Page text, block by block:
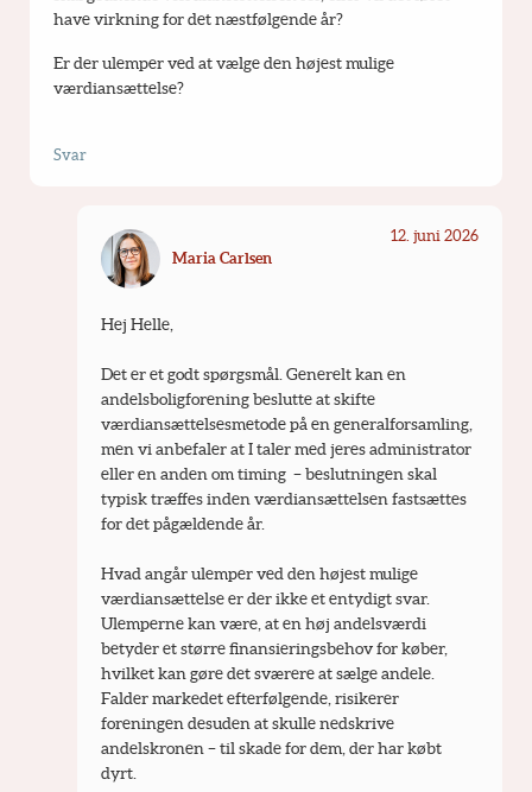
have virkning for det næstfølgende år?
Er der ulemper ved at vælge den højest mulige
værdiansættelse?
Svar
Maria Carlsen
12. juni 2026
Hej Helle,
Det er et godt spørgsmål. Generelt kan en
andelsboligforening beslutte at skifte
værdiansættelsesmetode på en generalforsamling,
men vi anbefaler at I taler med jeres administrator
eller en anden om timing  – beslutningen skal
typisk træffes inden værdiansættelsen fastsættes
for det pågældende år.
Hvad angår ulemper ved den højest mulige
værdiansættelse er der ikke et entydigt svar.
Ulemperne kan være, at en høj andelsværdi
betyder et større finansieringsbehov for køber,
hvilket kan gøre det sværere at sælge andele.
Falder markedet efterfølgende, risikerer
foreningen desuden at skulle nedskrive
andelskronen – til skade for dem, der har købt
dyrt.